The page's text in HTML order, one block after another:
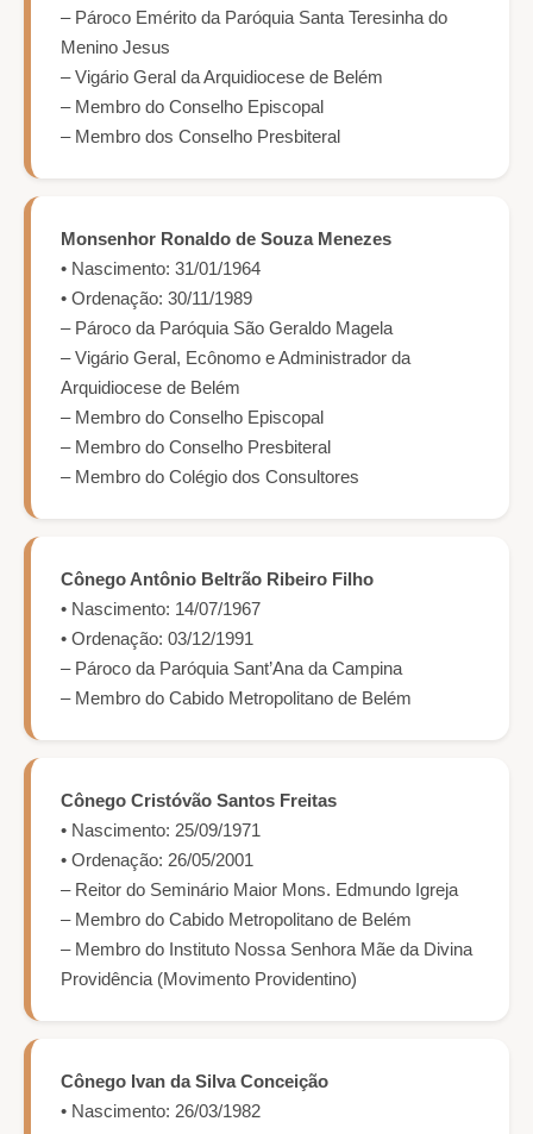
– Pároco Emérito da Paróquia Santa Teresinha do
Menino Jesus
– Vigário Geral da Arquidiocese de Belém
– Membro do Conselho Episcopal
– Membro dos Conselho Presbiteral
Monsenhor Ronaldo de Souza Menezes
• Nascimento: 31/01/1964
• Ordenação: 30/11/1989
– Pároco da Paróquia São Geraldo Magela
– Vigário Geral, Ecônomo e Administrador da
Arquidiocese de Belém
– Membro do Conselho Episcopal
– Membro do Conselho Presbiteral
– Membro do Colégio dos Consultores
Cônego Antônio Beltrão Ribeiro Filho
• Nascimento: 14/07/1967
• Ordenação: 03/12/1991
– Pároco da Paróquia Sant’Ana da Campina
– Membro do Cabido Metropolitano de Belém
Cônego Cristóvão Santos Freitas
• Nascimento: 25/09/1971
• Ordenação: 26/05/2001
– Reitor do Seminário Maior Mons. Edmundo Igreja
– Membro do Cabido Metropolitano de Belém
– Membro do Instituto Nossa Senhora Mãe da Divina
Providência (Movimento Providentino)
Cônego Ivan da Silva Conceição
• Nascimento: 26/03/1982